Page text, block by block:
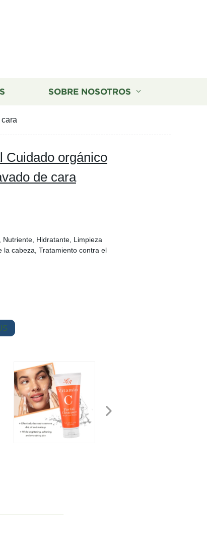
SOBRE NOSOTROS
Cuidado orgánico
de cara
Hidratante, Limpieza
la cabeza, Tratamiento contra el